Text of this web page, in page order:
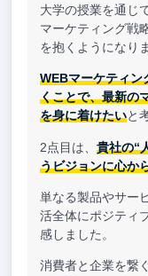
大学の授業を通じ
マーケティング戦
を抱くようになり
WEBマーケティン
くことで、最新の
を身に着けたいと
2点目は、貴社の“
うビジョンに心か
単なる製品やサー
活全体にポジティ
感しました。
消費者と企業を繋